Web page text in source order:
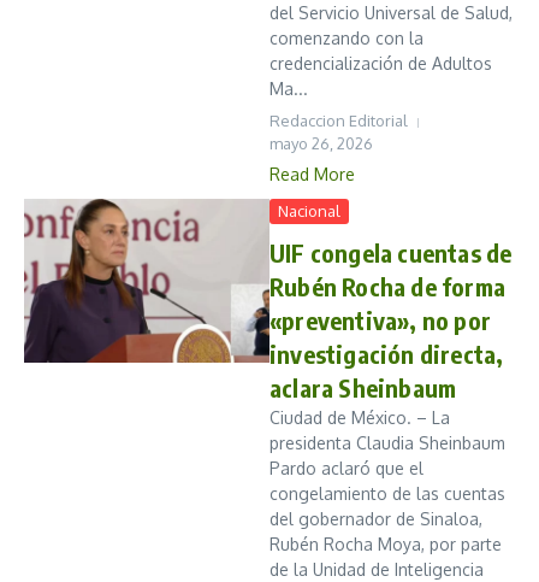
del Servicio Universal de Salud,
comenzando con la
credencialización de Adultos
Ma...
Redaccion Editorial
mayo 26, 2026
Read More
Nacional
UIF congela cuentas de
Rubén Rocha de forma
«preventiva», no por
investigación directa,
aclara Sheinbaum
Ciudad de México. – La
presidenta Claudia Sheinbaum
Pardo aclaró que el
congelamiento de las cuentas
del gobernador de Sinaloa,
Rubén Rocha Moya, por parte
de la Unidad de Inteligencia